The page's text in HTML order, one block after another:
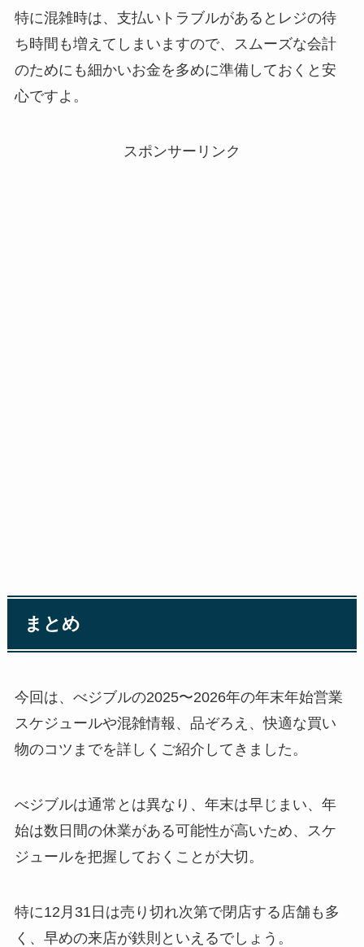
特に混雑時は、支払いトラブルがあるとレジの待
ち時間も増えてしまいますので、スムーズな会計
のためにも細かいお金を多めに準備しておくと安
心ですよ。
スポンサーリンク
まとめ
今回は、べジブルの2025〜2026年の年末年始営業
スケジュールや混雑情報、品ぞろえ、快適な買い
物のコツまでを詳しくご紹介してきました。
べジブルは通常とは異なり、年末は早じまい、年
始は数日間の休業がある可能性が高いため、スケ
ジュールを把握しておくことが大切。
特に12月31日は売り切れ次第で閉店する店舗も多
く、早めの来店が鉄則といえるでしょう。